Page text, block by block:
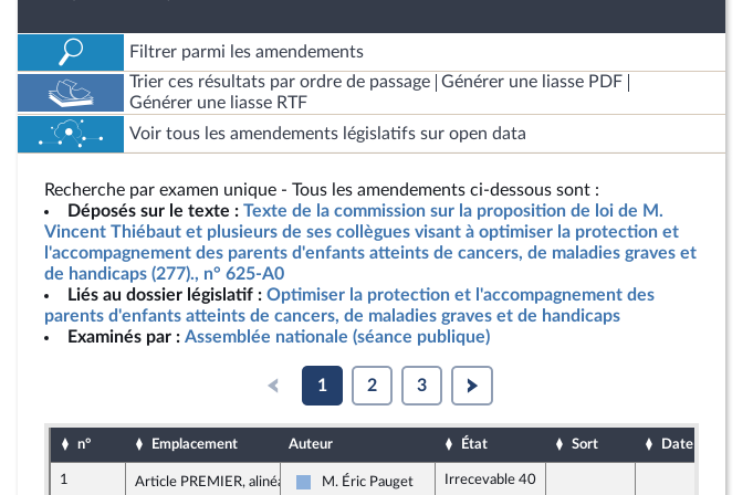
Filtrer parmi les amendements
Trier ces résultats par ordre de passage
Générer une liasse PDF
Générer une liasse RTF
Voir tous les amendements législatifs sur open data
Recherche par examen unique - Tous les amendements ci-dessous sont :
Déposés sur le texte : Texte de la commission sur la proposition de loi de M.
Vincent Thiébaut et plusieurs de ses collègues visant à optimiser la protection et
l'accompagnement des parents d'enfants atteints de cancers, de maladies graves et
de handicaps (277)., n° 625-A0
Liés au dossier législatif : Optimiser la protection et l'accompagnement des
parents d'enfants atteints de cancers, de maladies graves et de handicaps
Examinés par : Assemblée nationale (séance publique)
1 2 3
n° Emplacement Auteur État Sort Date d'examen
1 Article PREMIER, alinéa 1
Droite Républicaine
M. Éric Pauget Irrecevable 40